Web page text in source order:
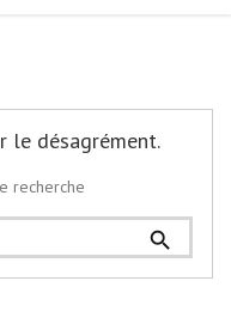
le désagrément.
recherche
